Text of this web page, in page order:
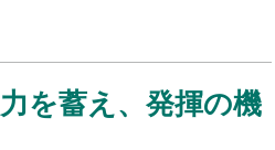
を蓄え、発揮の機